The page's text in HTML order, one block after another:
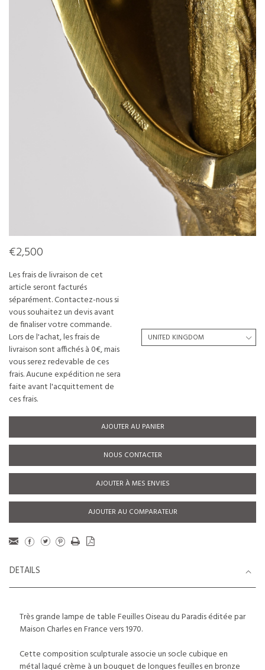
€2,500
Les frais de livraison de cet
article seront facturés
séparément. Contactez-nous si
vous souhaitez un devis avant
de finaliser votre commande.
Lors de l'achat, les frais de
livraison sont affichés à 0€, mais
vous serez redevable de ces
frais. Aucune expédition ne sera
faite avant l'acquittement de
ces frais.
AJOUTER AU PANIER
NOUS CONTACTER
AJOUTER À MES ENVIES
AJOUTER AU COMPARATEUR
DETAILS
Très grande lampe de table Feuilles Oiseau du Paradis éditée par
Maison Charles en France vers 1970.
Cette composition sculpturale associe un socle cubique en
métal laqué crème à un bouquet de longues feuilles en bronze